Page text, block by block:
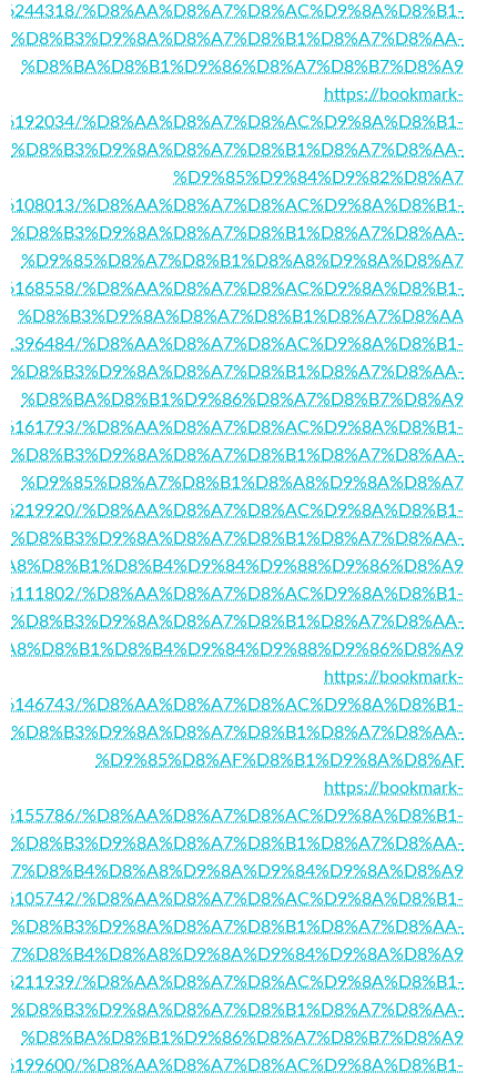
%D8%AA%D8%A7%D8%AC%D9%8A%D8%B1-
%D8%B3%D9%8A%D8%A7%D8%B1%D8%A7%D8%AA-
%D8%BA%D8%B1%D9%86%D8%A7%D8%B7%D8%A9
https://bookmark-
%D8%AA%D8%A7%D8%AC%D9%8A%D8%B1-
%D8%B3%D9%8A%D8%A7%D8%B1%D8%A7%D8%AA-
%D9%85%D9%84%D9%82%D8%A7
%D8%AA%D8%A7%D8%AC%D9%8A%D8%B1-
%D8%B3%D9%8A%D8%A7%D8%B1%D8%A7%D8%AA-
%D9%85%D8%A7%D8%B1%D8%A8%D9%8A%D8%A7
%D8%AA%D8%A7%D8%AC%D9%8A%D8%B1-
%D8%B3%D9%8A%D8%A7%D8%B1%D8%A7%D8%AA
%D8%AA%D8%A7%D8%AC%D9%8A%D8%B1-
%D8%B3%D9%8A%D8%A7%D8%B1%D8%A7%D8%AA-
%D8%BA%D8%B1%D9%86%D8%A7%D8%B7%D8%A9
%D8%AA%D8%A7%D8%AC%D9%8A%D8%B1-
%D8%B3%D9%8A%D8%A7%D8%B1%D8%A7%D8%AA-
%D9%85%D8%A7%D8%B1%D8%A8%D9%8A%D8%A7
%D8%AA%D8%A7%D8%AC%D9%8A%D8%B1-
%D8%B3%D9%8A%D8%A7%D8%B1%D8%A7%D8%AA-
%D8%AA%D8%A7%D8%AC%D9%8A%D8%B1-
%D8%B3%D9%8A%D8%A7%D8%B1%D8%A7%D8%AA-
https://bookmark-
%D8%AA%D8%A7%D8%AC%D9%8A%D8%B1-
%D8%B3%D9%8A%D8%A7%D8%B1%D8%A7%D8%AA-
%D9%85%D8%AF%D8%B1%D9%8A%D8%AF
https://bookmark-
%D8%AA%D8%A7%D8%AC%D9%8A%D8%B1-
%D8%B3%D9%8A%D8%A7%D8%B1%D8%A7%D8%AA-
%D8%AA%D8%A7%D8%AC%D9%8A%D8%B1-
%D8%B3%D9%8A%D8%A7%D8%B1%D8%A7%D8%AA-
%D8%AA%D8%A7%D8%AC%D9%8A%D8%B1-
%D8%B3%D9%8A%D8%A7%D8%B1%D8%A7%D8%AA-
%D8%BA%D8%B1%D9%86%D8%A7%D8%B7%D8%A9
%D8%AA%D8%A7%D8%AC%D9%8A%D8%B1-